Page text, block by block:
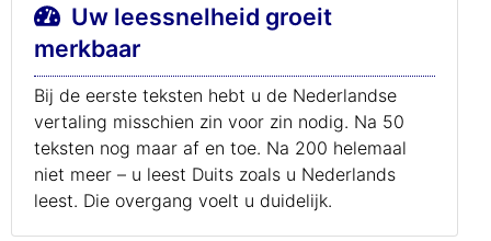
Uw leessnelheid groeit
merkbaar
Bij de eerste teksten hebt u de Nederlandse
vertaling misschien zin voor zin nodig. Na 50
teksten nog maar af en toe. Na 200 helemaal
niet meer – u leest Duits zoals u Nederlands
leest. Die overgang voelt u duidelijk.